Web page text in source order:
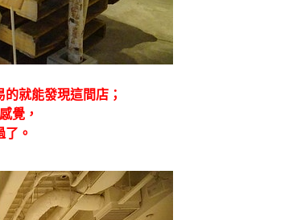
就能發現這間店；
覺，
。